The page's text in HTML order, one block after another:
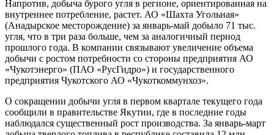
Напротив, добыча бурого угля в регионе, ориентированная на
внутреннее потребление, растет. АО «Шахта Угольная»
(Анадырское месторождение) за январь-май добыло 71 тыс.
угля, что в три раза больше, чем за аналогичный период
прошлого года. В компании связывают увеличение объема
добычи с ростом потребности со стороны предприятия АО
«Чукотэнерго» (ПАО «РусГидро») и государственного
предприятия Чукотского АО «Чукоткоммунхоз».
О сокращении добычи угля в первом квартале текущего года
сообщили в правительстве Якутии, где в последние годы
наблюдался существенный рост производства. За январь-март